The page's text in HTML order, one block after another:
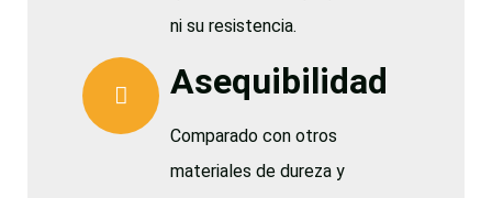
ni su resistencia.
Asequibilidad
Comparado con otros
materiales de dureza y